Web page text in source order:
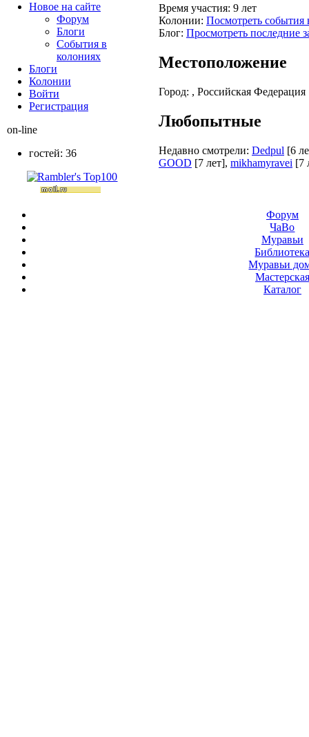
Время участия: 9 лет
Колонии: Посмотреть события
Блог: Просмотреть последние
Местоположение
Город: , Российская Федерация
Любопытные
Недавно смотрели: Dedpul [6
GOOD [7 лет], mikhamyravei [7
Новое на сайте
Форум
Блоги
События в
колониях
Блоги
Колонии
Войти
Peгиcтpaция
on-line
гостей: 36
Форум
ЧаВо
Муравьи
Муравьи
Мастерская
Каталог